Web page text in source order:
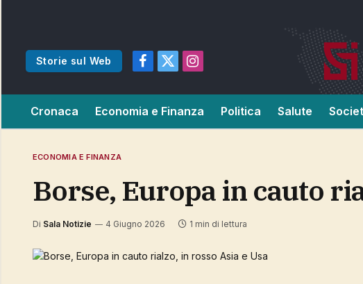
Storie sul Web
Facebook
X
Instagram
Cronaca Economia e Finanza Politica Salute
ECONOMIA E FINANZA
Borse, Europa in cauto
Di Sala Notizie 4 Giugno 2026 1 min di lettura